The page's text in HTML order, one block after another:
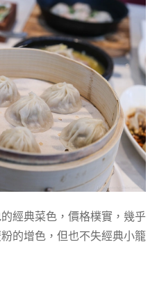
經典菜色，價格樸實，幾乎
的增色，但也不失經典小籠